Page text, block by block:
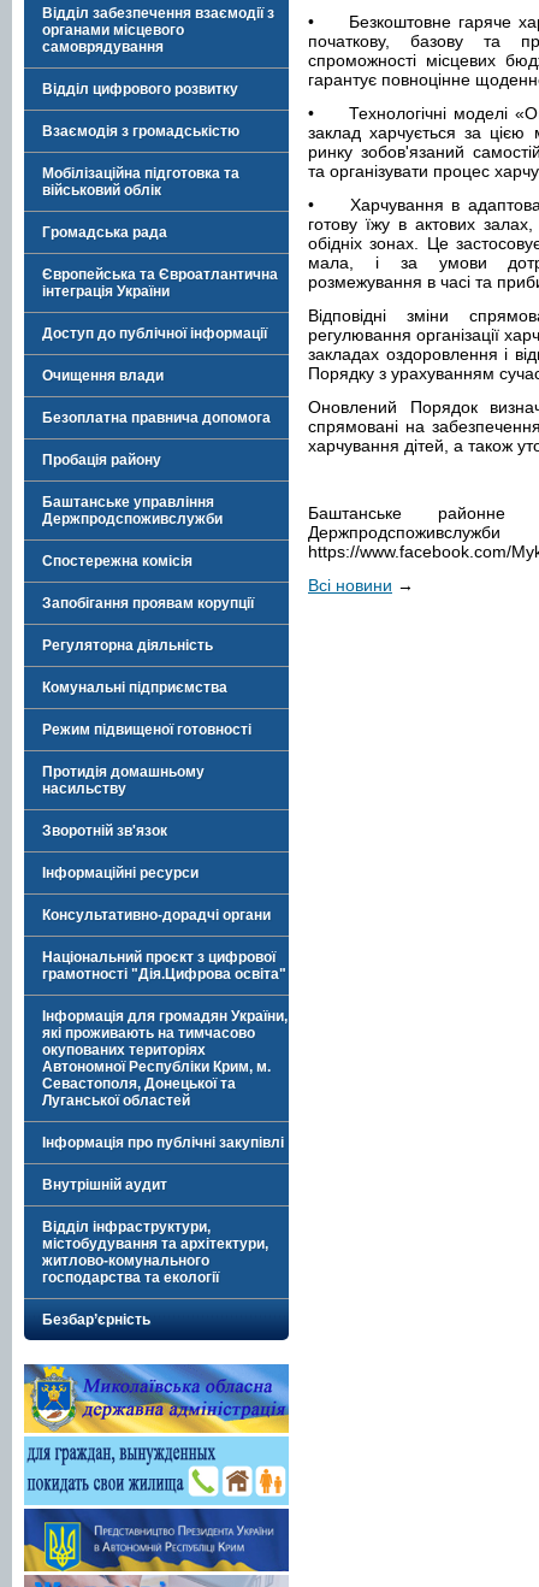
Відділ забезпечення взаємодії з
органами місцевого
самоврядування
Відділ цифрового розвитку
Взаємодія з громадськістю
Мобілізаційна підготовка та
військовий облік
Громадська рада
Європейська та Євроатлантична
інтеграція України
Доступ до публічної інформації
Очищення влади
Безоплатна правнича допомога
Пробація району
Баштанське управління
Держпродспоживслужби
Спостережна комісія
Запобігання проявам корупції
Регуляторна діяльність
Комунальні підприємства
Режим підвищеної готовності
Протидія домашньому
насильству
Зворотній зв'язок
Інформаційні ресурси
Консультативно-дорадчі органи
Національний проєкт з цифрової
грамотності "Дія.Цифрова освіта"
Інформація для громадян України,
які проживають на тимчасово
окупованих територіях
Автономної Республіки Крим, м.
Севастополя, Донецької та
Луганської областей
Інформація про публічні закупівлі
Внутрішній аудит
Відділ інфраструктури,
містобудування та архітектури,
житлово-комунального
господарства та екології
Безбар’єрність
•
Безкоштовне гаряче
початкову, базову та
спроможності місцевих
гарантує повноцінне
•
Технологічні моделі
заклад харчується за
ринку зобов'язаний
та організувати процес
•
Харчування в
готову їжу в актових
обідніх зонах. Це
мала, і за умови
розмежування в часі та
Відповідні зміни
регулювання організації
закладах оздоровлення і
Порядку з урахуванням
Оновлений Порядок
спрямовані на
харчування дітей, а також
Баштанське районне
https://www.facebook.com/
Всі новини →